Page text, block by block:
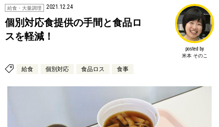
o
n
給食・大量調理 2021.12.24
個別対応食提供の手間と食品ロ
スを軽減！
posted by
米本 そのこ
給食 個別対応 食品ロス 食事